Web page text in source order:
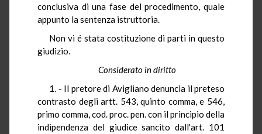
conclusiva di una fase del procedimento, quale
appunto la sentenza istruttoria.
Non vi é stata costituzione di parti in questo
giudizio.
Considerato in diritto
1. - Il pretore di Avigliano denuncia il preteso
contrasto degli artt. 543, quinto comma, e 546,
primo comma, cod. proc. pen. con il principio della
indipendenza del giudice sancito dall'art. 101